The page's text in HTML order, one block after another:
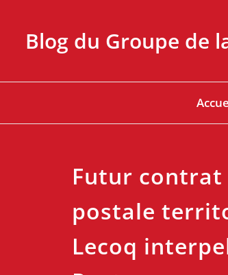
contentBlog du Groupe de
Futur contrat
postale
Lecoq